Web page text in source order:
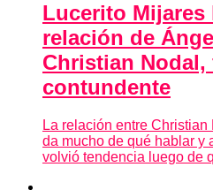
Lucerito Mijares
relación de
Christian Nodal,
contundente
La relación entre
da mucho de qué hablar y
volvió tendencia luego de